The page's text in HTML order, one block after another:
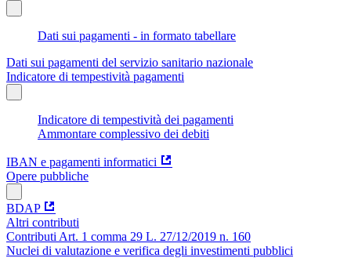
Dati sui pagamenti - in formato tabellare
Dati sui pagamenti del servizio sanitario nazionale
Indicatore di tempestività pagamenti
Indicatore di tempestività dei pagamenti
Ammontare complessivo dei debiti
IBAN e pagamenti informatici
Opere pubbliche
BDAP
Altri contributi
Contributi Art. 1 comma 29 L. 27/12/2019 n. 160
Nuclei di valutazione e verifica degli investimenti pubblici